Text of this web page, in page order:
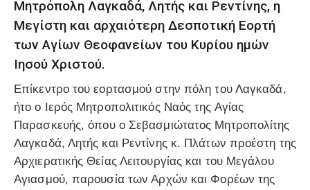
Μητρόπολη Λαγκαδά, Λητής και Ρεντίνης, η
Μεγίστη και αρχαιότερη Δεσποτική Εορτή
των Αγίων Θεοφανείων του Κυρίου ημών
Ιησού Χριστού.
Επίκεντρο του εορτασμού στην πόλη του Λαγκαδά,
ήτο ο Ιερός Μητροπολιτικός Ναός της Αγίας
Παρασκευής, όπου ο Σεβασμιώτατος Μητροπολίτης
Λαγκαδά, Λητής και Ρεντίνης κ. Πλάτων προέστη της
Αρχιερατικής Θείας Λειτουργίας και του Μεγάλου
Αγιασμού, παρουσία των Αρχών και Φορέων της